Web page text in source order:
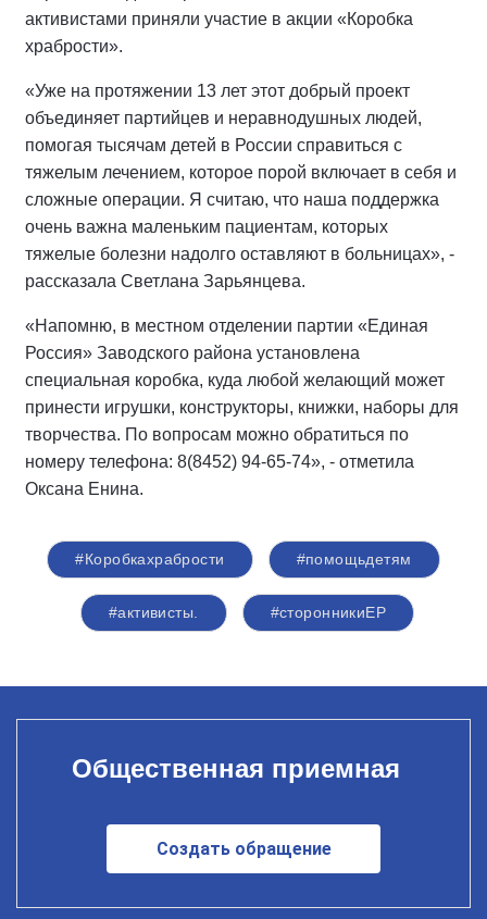
активистами приняли участие в акции «Коробка
храбрости».
«Уже на протяжении 13 лет этот добрый проект
объединяет партийцев и неравнодушных людей,
помогая тысячам детей в России справиться с
тяжелым лечением, которое порой включает в себя и
сложные операции. Я считаю, что наша поддержка
очень важна маленьким пациентам, которых
тяжелые болезни надолго оставляют в больницах», -
рассказала Светлана Зарьянцева.
«Напомню, в местном отделении партии «Единая
Россия» Заводского района установлена
специальная коробка, куда любой желающий может
принести игрушки, конструкторы, книжки, наборы для
творчества. По вопросам можно обратиться по
номеру телефона: 8(8452) 94-65-74», - отметила
Оксана Енина.
#Коробкахрабрости #помощьдетям
#активисты. #сторонникиЕР
Общественная приемная
Создать обращение